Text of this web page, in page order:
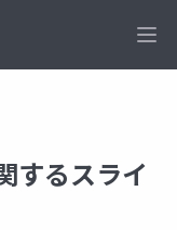
するスライ